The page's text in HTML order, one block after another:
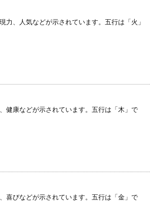
力、人気などが示されています。五行は「火」
健康などが示されています。五行は「木」で
喜びなどが示されています。五行は「金」で